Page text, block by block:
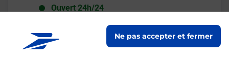
Ne pas accepter et fermer
Ouvert 24h/24